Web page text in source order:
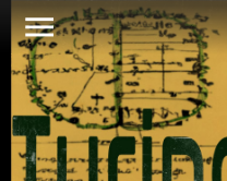
menu